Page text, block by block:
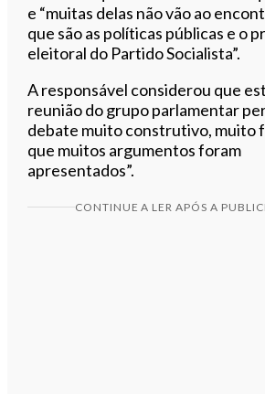
e “muitas delas não vão ao
que são as políticas públicas e o
eleitoral do Partido Socialista”.
A responsável considerou que
reunião do grupo parlamentar
debate muito construtivo, muito
que muitos argumentos foram
apresentados”.
CONTINUE A LER APÓS A